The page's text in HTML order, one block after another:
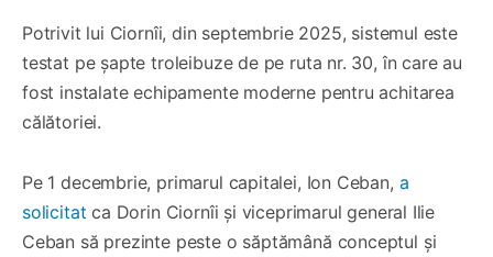
Potrivit lui Ciornîi, din septembrie 2025, sistemul este
testat pe șapte troleibuze de pe ruta nr. 30, în care au
fost instalate echipamente moderne pentru achitarea
călătoriei.
Pe 1 decembrie, primarul capitalei, Ion Ceban, a
solicitat ca Dorin Ciornîi și viceprimarul general Ilie
Ceban să prezinte peste o săptămână conceptul și